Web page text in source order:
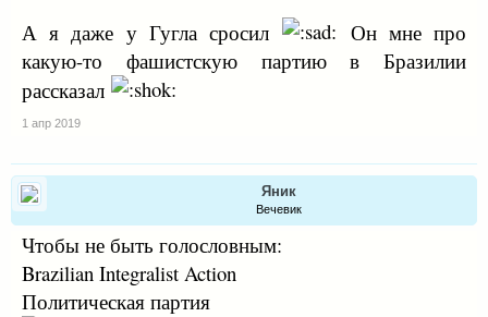
А я даже у Гугла сросил
Он мне про
какую-то фашистскую партию в Бразилии
рассказал
1 апр 2019
Яник
Вечевик
Чтобы не быть голословным:
Brazilian Integralist Action
Политическая партия